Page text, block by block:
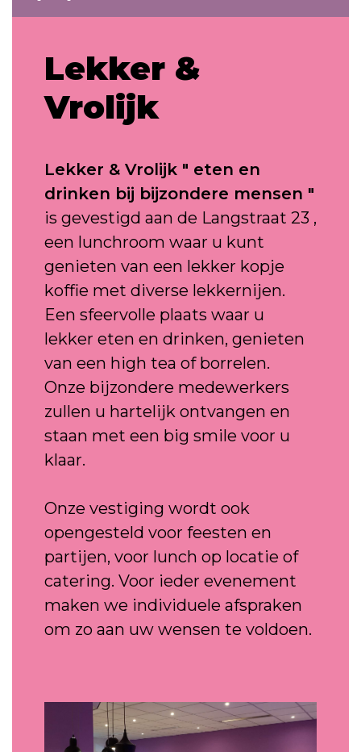
Lekker &
Vrolijk
Lekker & Vrolijk " eten en
drinken bij bijzondere mensen "
is gevestigd aan de Langstraat 23 ,
een lunchroom waar u kunt
genieten van een lekker kopje
koffie met diverse lekkernijen.
Een sfeervolle plaats waar u
lekker eten en drinken, genieten
van een high tea of borrelen.
Onze bijzondere medewerkers
zullen u hartelijk ontvangen en
staan met een big smile voor u
klaar.
Onze vestiging wordt ook
opengesteld voor feesten en
partijen, voor lunch op locatie of
catering. Voor ieder evenement
maken we individuele afspraken
om zo aan uw wensen te voldoen.